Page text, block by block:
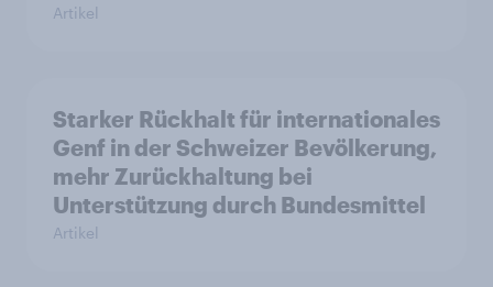
Artikel
Starker Rückhalt für internationales
Genf in der Schweizer Bevölkerung,
mehr Zurückhaltung bei
Unterstützung durch Bundesmittel
Artikel